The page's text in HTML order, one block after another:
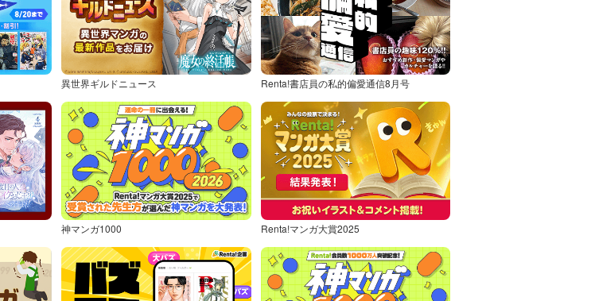
異世界ギルドニュース Renta!書店員の私的偏愛通信8月号
神マンガ1000 Renta!マンガ大賞2025